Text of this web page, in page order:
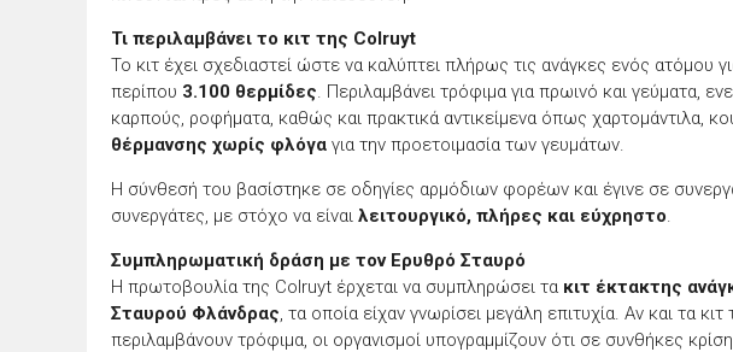
Τι περιλαμβάνει το κιτ της Colruyt
Το κιτ έχει σχεδιαστεί ώστε να καλύπτει πλήρως τις ανάγκες ενός ατόμου
περίπου 3.100 θερμίδες. Περιλαμβάνει τρόφιμα για πρωινό και γεύματα,
καρπούς, ροφήματα, καθώς και πρακτικά αντικείμενα όπως χαρτομάντιλα,
θέρμανσης χωρίς φλόγα για την προετοιμασία των γευμάτων.
Η σύνθεσή του βασίστηκε σε οδηγίες αρμόδιων φορέων και έγινε σε
συνεργάτες, με στόχο να είναι λειτουργικό, πλήρες και εύχρηστο.
Συμπληρωματική δράση με τον Ερυθρό Σταυρό
Η πρωτοβουλία της Colruyt έρχεται να συμπληρώσει τα κιτ έκτακτης
Σταυρού Φλάνδρας, τα οποία είχαν γνωρίσει μεγάλη επιτυχία. Αν και τα
περιλαμβάνουν τρόφιμα, οι οργανισμοί υπογραμμίζουν ότι σε συνθήκες